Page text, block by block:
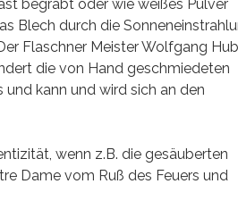
begräbt oder wie weißes Pulver
Blech durch die
Flaschner Meister Wolfgang
die von Hand geschmiedeten
kann und wird sich an den
wenn z.B. die gesäuberten
Dame vom Ruß des Feuers und